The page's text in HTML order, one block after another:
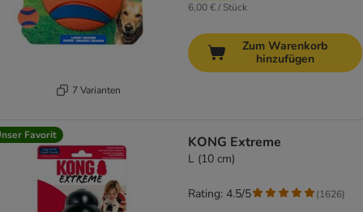
7 Varianten
6,00 € / Stück
Zum Warenkorb
hinzufügen
Favorit KONG Extreme
L (10 cm)
Rating: 4.5/5 (1626)